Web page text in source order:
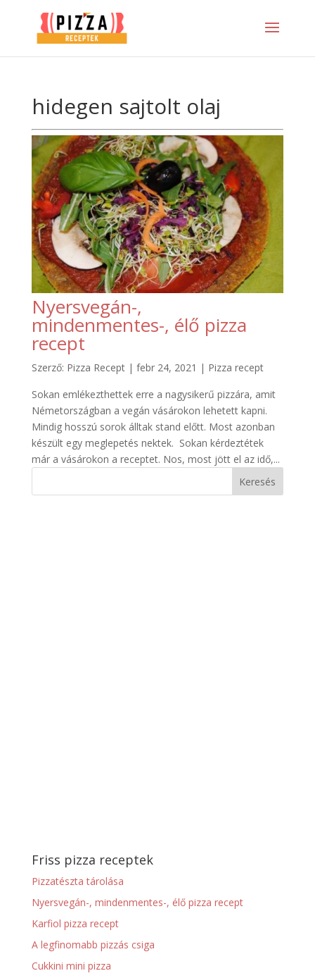
hidegen sajtolt olaj
Nyersvegán-,
mindenmentes-, élő pizza
recept
Szerző: Pizza Recept| febr 24, 2021 | Pizza recept
Sokan emlékezthettek erre a nagysikerű pizzára, amit
Németországban a vegán vásárokon lehetett kapni.
Mindig hosszú sorok álltak stand előtt. Most azonban
készült egy meglepetés nektek. Sokan kérdeztétek
már a vásárokon a receptet. Nos, most jött el az idő,...
Friss pizza receptek
Pizzatészta tárolása
Nyersvegán-, mindenmentes-, élő pizza recept
Karfiol pizza recept
A legfinomabb pizzás csiga
Cukkini mini pizza